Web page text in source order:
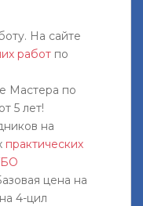
На сайте
работ по
Мастера по
5 лет!
на
практических
цена на
4-цил